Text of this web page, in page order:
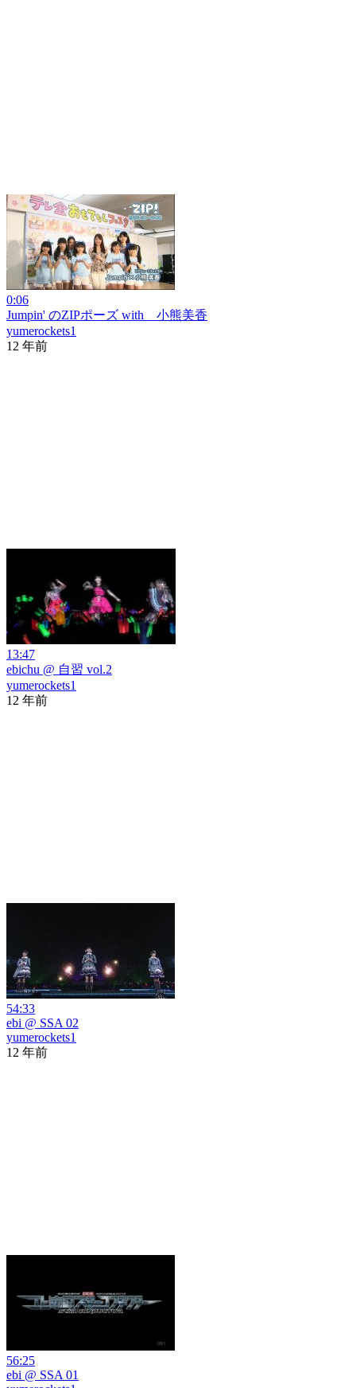
0:06
Jumpin' のZIPポーズ with 小熊美香
yumerockets1
12 年前
13:47
ebichu @ 自習 vol.2
yumerockets1
12 年前
54:33
ebi @ SSA 02
yumerockets1
12 年前
56:25
ebi @ SSA 01